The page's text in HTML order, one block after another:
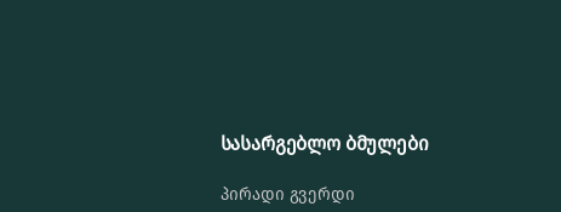
სასარგებლო ბმულები
პირადი გვერდი